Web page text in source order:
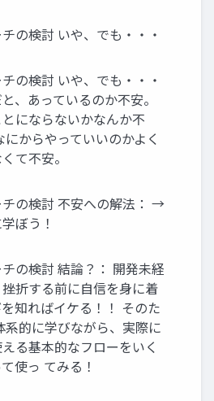
の検討 いや、でも・・・
の検討 いや、でも・・・
、あっているのか不安。
とにならないかなんか不
にからやっていいのかよく
て不安。
の検討 不安への解法： →
ぼう！
の検討 結論？： 開発未経
折する前に自信を身に着
知ればイケる！！ そのた
系的に学びながら、実際に
る基本的なフローをいく
使っ てみる！